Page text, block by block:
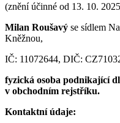
(znění účinné od 13. 10.
Milan Roušavý se sídlem
Kněžnou,
IČ: 11072644, DIČ:
fyzická osoba podnikající
v obchodním rejstříku.
Kontaktní údaje: